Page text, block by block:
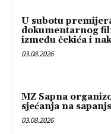
U subotu
dokumentarnog
između čekića i
03.08.2026
MZ Sapna
sjećanja na
03.08.2026